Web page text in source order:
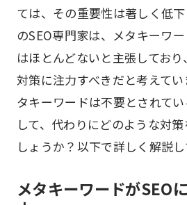
ては、その重要性は著しく低下
のSEO専門家は、メタキーワ
はほとんどないと主張してお
対策に注力すべきだと考えて
タキーワードは不要とされて
して、代わりにどのような対
しょうか？以下で詳しく解説し
メタキーワードがSEO